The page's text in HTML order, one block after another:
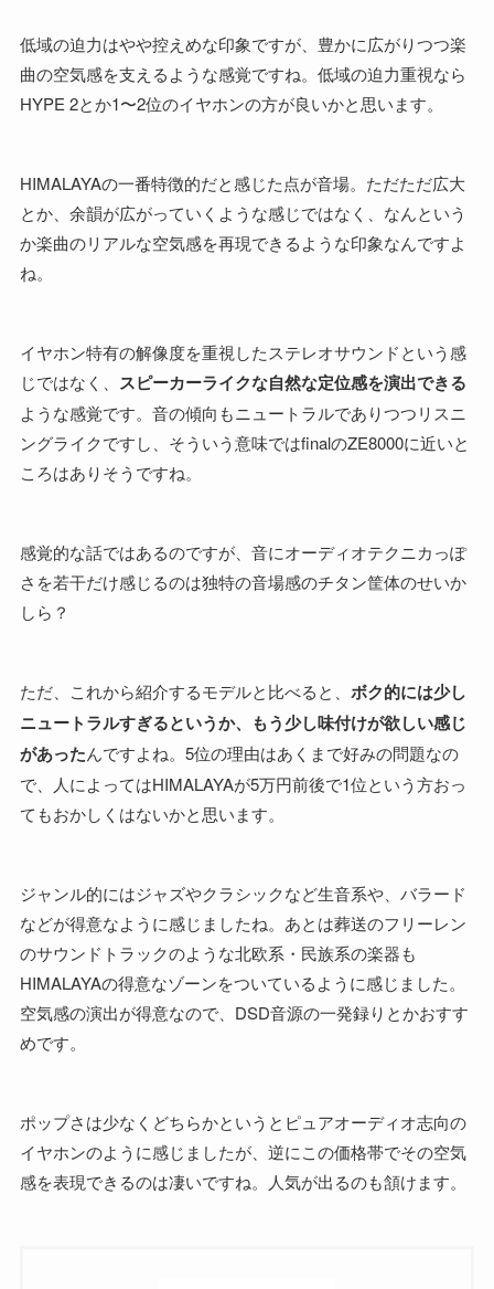
低域の迫力はやや控えめな印象ですが、豊かに広がりつつ楽
曲の空気感を支えるような感覚ですね。低域の迫力重視なら
HYPE 2とか1〜2位のイヤホンの方が良いかと思います。
HIMALAYAの一番特徴的だと感じた点が音場。ただただ広大
とか、余韻が広がっていくような感じではなく、なんという
か楽曲のリアルな空気感を再現できるような印象なんですよ
ね。
イヤホン特有の解像度を重視したステレオサウンドという感
じではなく、 スピーカーライクな自然な定位感を演出できる
ような感覚です。音の傾向もニュートラルでありつつリスニ
ングライクですし、そういう意味ではfinalのZE8000に近いと
ころはありそうですね。
感覚的な話ではあるのですが、音にオーディオテクニカっぽ
さを若干だけ感じるのは独特の音場感のチタン筐体のせいか
しら？
ただ、これから紹介するモデルと比べると、 ボク的には少し
ニュートラルすぎるというか、もう少し味付けが欲しい感じ
があったんですよね。5位の理由はあくまで好みの問題なの
で、人によってはHIMALAYAが5万円前後で1位という方おっ
てもおかしくはないかと思います。
ジャンル的にはジャズやクラシックなど生音系や、バラード
などが得意なように感じましたね。あとは葬送のフリーレン
のサウンドトラックのような北欧系・民族系の楽器も
HIMALAYAの得意なゾーンをついているように感じました。
空気感の演出が得意なので、DSD音源の一発録りとかおすす
めです。
ポップさは少なくどちらかというとピュアオーディオ志向の
イヤホンのように感じましたが、逆にこの価格帯でその空気
感を表現できるのは凄いですね。人気が出るのも頷けます。